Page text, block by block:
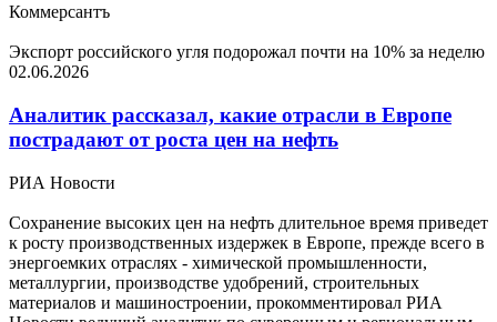
Коммерсантъ
Экспорт российского угля подорожал почти на 10% за неделю
02.06.2026
Аналитик рассказал, какие отрасли в Европе
пострадают от роста цен на нефть
РИА Новости
Сохранение высоких цен на нефть длительное время приведет
к росту производственных издержек в Европе, прежде всего в
энергоемких отраслях - химической промышленности,
металлургии, производстве удобрений, строительных
материалов и машиностроении, прокомментировал РИА